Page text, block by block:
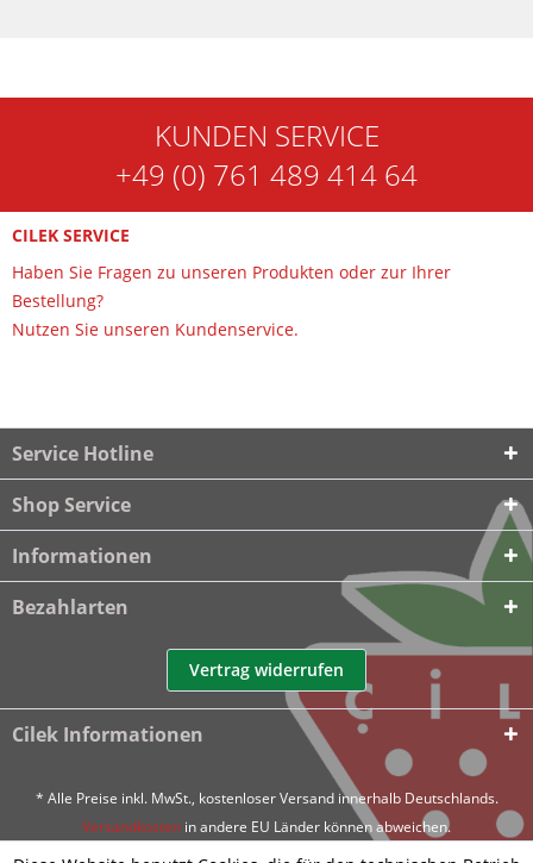
KUNDEN SERVICE
+49 (0) 761 489 414 64
CILEK SERVICE
Haben Sie Fragen zu unseren Produkten oder zur Ihrer
Bestellung?
Nutzen Sie unseren Kundenservice.
Service Hotline
Shop Service
Informationen
Bezahlarten
Vertrag widerrufen
Cilek Informationen
* Alle Preise inkl. MwSt., kostenloser Versand innerhalb Deutschlands.
Versandkosten in andere EU Länder können abweichen.